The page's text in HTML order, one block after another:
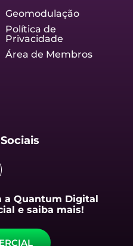
Geomodulação
Política de
Privacidade
Área de Membros
a Quantum Digital
e saiba mais!